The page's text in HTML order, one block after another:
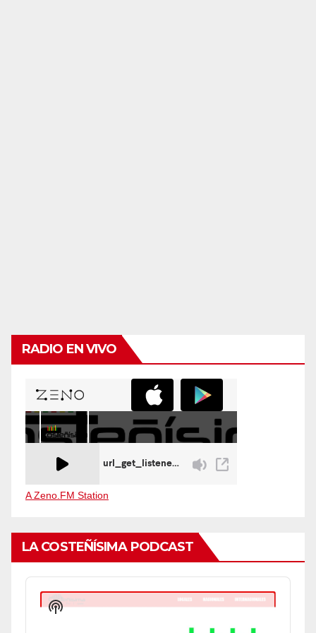
RADIO EN VIVO
A Zeno.FM Station
LA COSTEÑÍSIMA PODCAST
Audio
Player
Show